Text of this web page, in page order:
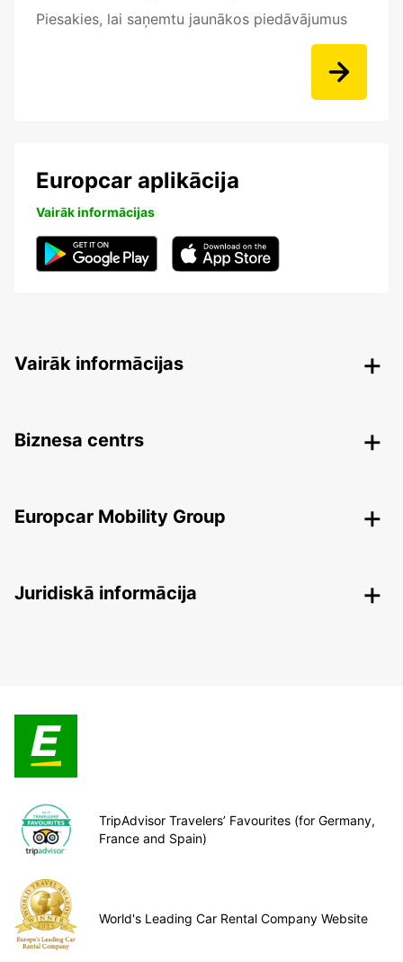
Piesakies, lai saņemtu jaunākos piedāvājumus
Europcar aplikācija
Vairāk informācijas
Vairāk informācijas
Biznesa centrs
Europcar Mobility Group
Juridiskā informācija
TripAdvisor Travelers’ Favourites (for Germany,
France and Spain)
World's Leading Car Rental Company Website